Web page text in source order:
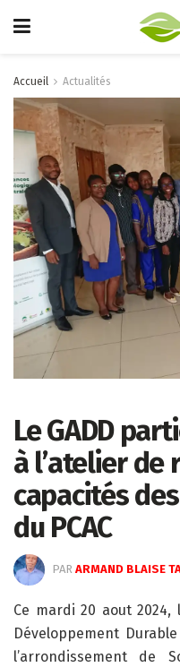
Accueil Actualités
Le GADD
à l’atelier de
capacités
du PCAC
PAR ARMAND BLAISE
Ce mardi 20 aout 2024,
Développement
l’arrondissement de